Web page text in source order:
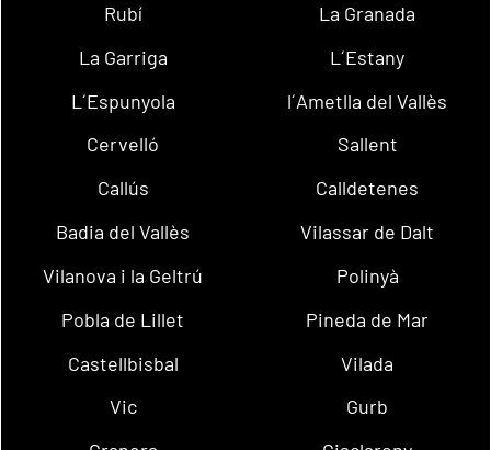
Rubí
La Granada
La Garriga
L´Estany
L´Espunyola
l´Ametlla del Vallès
Cervelló
Sallent
Callús
Calldetenes
Badia del Vallès
Vilassar de Dalt
Vilanova i la Geltrú
Polinyà
Pobla de Lillet
Pineda de Mar
Castellbisbal
Vilada
Vic
Gurb